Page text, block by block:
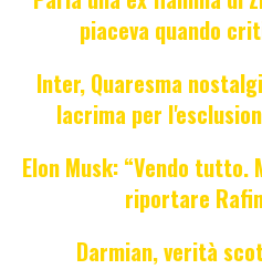
piaceva quando
Inter, Quaresma
lacrima per
Elon Musk: “Vendo
riportare
Darmian, verità